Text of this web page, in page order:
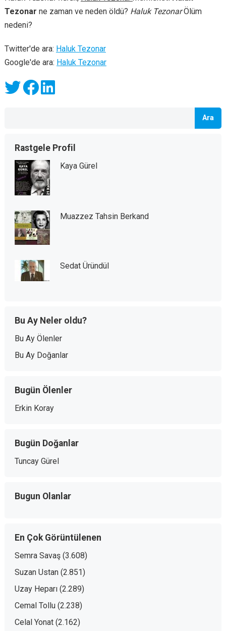
Tezonar ne zaman ve neden öldü? Haluk TezonarÖlüm
nedeni?
Twitter'de ara: Haluk Tezonar
Google'de ara: Haluk Tezonar
Ara
Rastgele Profil
Kaya Gürel
Muazzez Tahsin Berkand
Sedat Üründül
Bu Ay Neler oldu?
Bu Ay Ölenler
Bu Ay Doğanlar
Bugün Ölenler
Erkin Koray
Bugün Doğanlar
Tuncay Gürel
Bugun Olanlar
En Çok Görüntülenen
Semra Savaş (3.608)
Suzan Ustan (2.851)
Uzay Heparı (2.289)
Cemal Tollu (2.238)
Celal Yonat (2.162)